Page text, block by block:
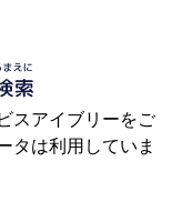
スアイブリーをご
タは利用していま